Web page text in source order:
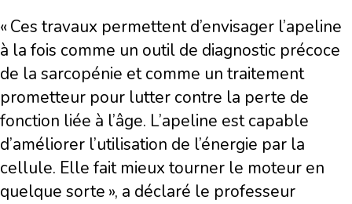
« Ces travaux permettent d’envisager l’apeline
à la fois comme un outil de diagnostic précoce
de la sarcopénie et comme un traitement
prometteur pour lutter contre la perte de
fonction liée à l’âge. L’apeline est capable
d’améliorer l’utilisation de l’énergie par la
cellule. Elle fait mieux tourner le moteur en
quelque sorte », a déclaré le professeur